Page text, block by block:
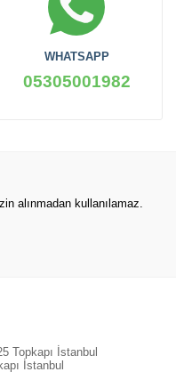
WHATSAPP
05305001982
alınmadan kullanılamaz.
Topkapı İstanbul
İstanbul